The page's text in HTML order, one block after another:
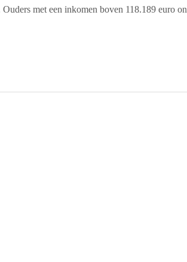
met een inkomen boven 118.189 euro